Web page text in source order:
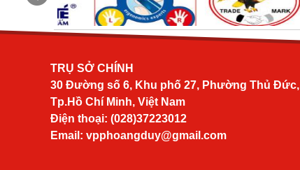
TRỤ SỞ CHÍNH
30 Đường số 6, Khu phố 27, Phường Thủ Đức,
Tp.Hồ Chí Minh, Việt Nam
Điện thoại: (028)37223012
Email: vpphoangduy@gmail.com